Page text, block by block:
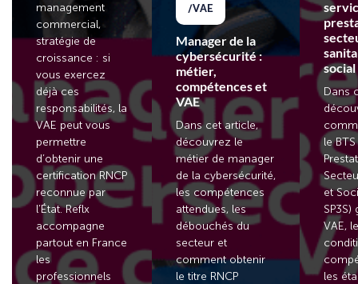
management
commercial,
stratégie de
croissance : si
vous exercez
déjà ces
responsabilités, la
VAE peut vous
permettre
d’obtenir une
certification RNCP
reconnue par
l’État. Reflx
accompagne
partout en France
les
professionnels
VAE
Manager de la
cybersécurité :
métier,
compétences et
VAE
Dans cet article,
découvrez le
métier de manager
de la cybersécurité,
les compétences
attendues, les
débouchés du
secteur et
comment obtenir
le titre RNCP
social
Dans
le
et
VAE,
les